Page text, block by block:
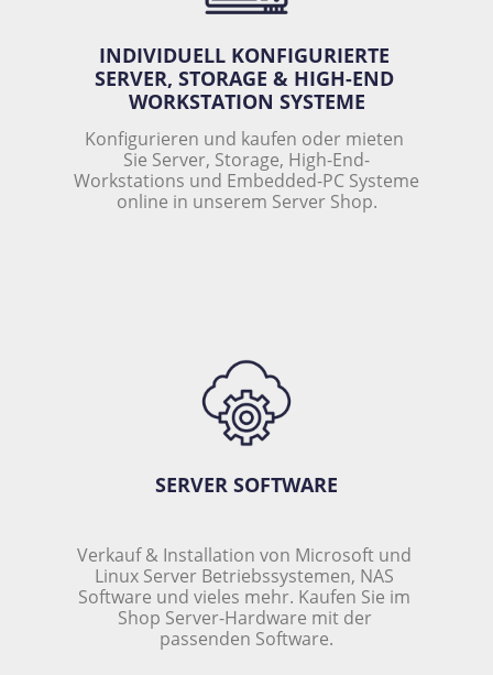
INDIVIDUELL KONFIGURIERTE
SERVER, STORAGE & HIGH-END
WORKSTATION SYSTEME
Konfigurieren und kaufen oder mieten
Sie Server, Storage, High-End-
Workstations und Embedded-PC Systeme
online in unserem Server Shop.
SERVER SOFTWARE
Verkauf & Installation von Microsoft und
Linux Server Betriebssystemen, NAS
Software und vieles mehr. Kaufen Sie im
Shop Server-Hardware mit der
passenden Software.